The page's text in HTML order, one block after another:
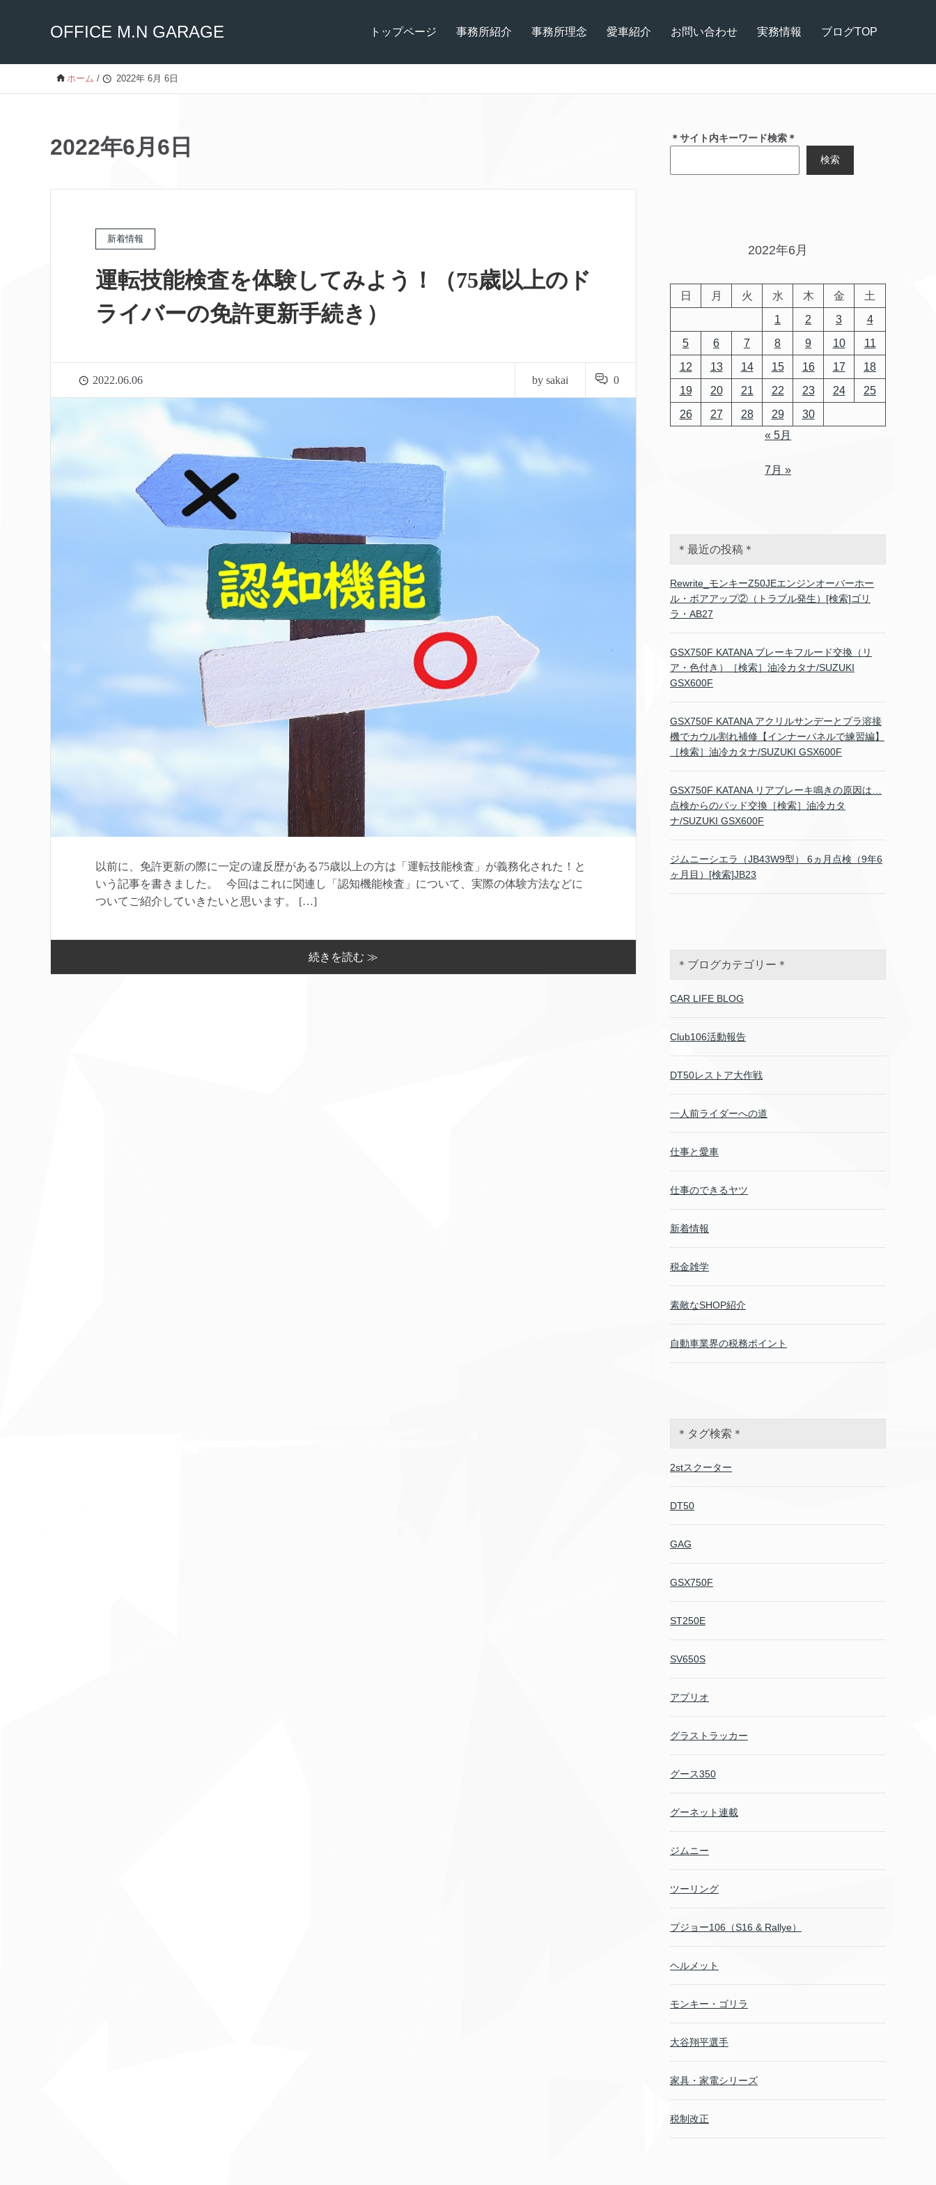
OFFICE M.N GARAGE トップページ 事務所紹介 事務所理念 愛車紹介 お問い合わせ 実務情報 ブログTOP
ホーム / 2022年 6月 6日
2022年6月6日
新着情報
運転技能検査を体験してみよう！（75歳以上のド
ライバーの免許更新手続き）
2022.06.06 by sakai 0
以前に、免許更新の際に一定の違反歴がある75歳以上の方は「運転技能検査」が義務化された！と
いう記事を書きました。 今回はこれに関連し「認知機能検査」について、実際の体験方法などに
ついてご紹介していきたいと思います。 […]
続きを読む ≫
＊サイト内キーワード検索＊
検索
2022年6月
日 月 火 水 木 金
土
1
2 3
4
5
6 7 8 9 10
11
12
13 14 15 16 17
18
19
20 21 22 23 24
25
26
27 28 29
30
« 5月
7月 »
＊最近の投稿＊
Rewrite_モンキーZ50JEエンジンオーバーホー
ル・ボアアップ②（トラブル発生）[検索]ゴリ
ラ・AB27
GSX750F KATANA ブレーキフルード交換（リ
ア・色付き）［検索］油冷カタナ/SUZUKI
GSX600F
GSX750F KATANA アクリルサンデーとプラ溶接
機でカウル割れ補修【インナーパネルで練習編】
［検索］油冷カタナ/SUZUKI GSX600F
GSX750F KATANA リアブレーキ鳴きの原因は…
点検からのパッド交換［検索］油冷カタ
ナ/SUZUKI GSX600F
ジムニーシエラ（JB43W9型） 6ヵ月点検（9年6
ヶ月目）[検索]JB23
＊ブログカテゴリー＊
CAR LIFE BLOG
Club106活動報告
DT50レストア大作戦
一人前ライダーへの道
仕事と愛車
仕事のできるヤツ
新着情報
税金雑学
素敵なSHOP紹介
自動車業界の税務ポイント
＊タグ検索＊
2stスクーター
DT50
GAG
GSX750F
ST250E
SV650S
アプリオ
グラストラッカー
グース350
グーネット連載
ジムニー
ツーリング
プジョー106（S16 & Rallye）
ヘルメット
モンキー・ゴリラ
大谷翔平選手
家具・家電シリーズ
税制改正